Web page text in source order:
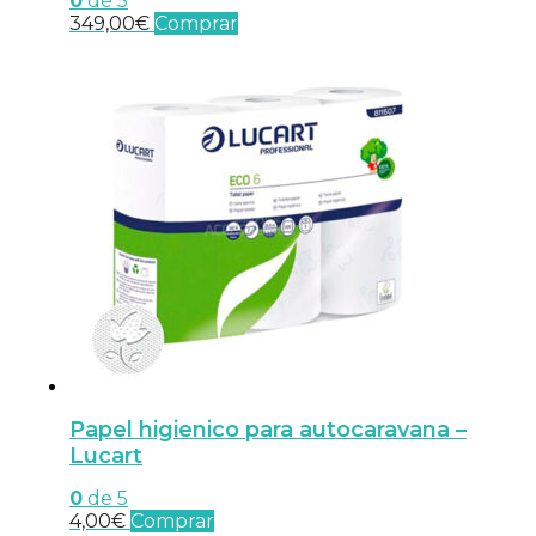
349,00€ Comprar
Papel higienico para autocaravana –
Lucart
0 de 5
4,00€ Comprar